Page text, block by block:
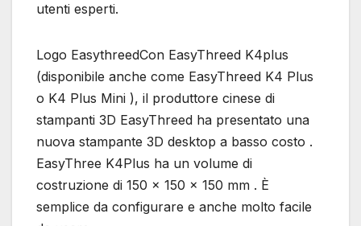
utenti esperti.
Logo EasythreedCon EasyThreed K4plus
(disponibile anche come EasyThreed K4 Plus
o K4 Plus Mini ), il produttore cinese di
stampanti 3D EasyThreed ha presentato una
nuova stampante 3D desktop a basso costo .
EasyThree K4Plus ha un volume di
costruzione di 150 x 150 x 150 mm . È
semplice da configurare e anche molto facile